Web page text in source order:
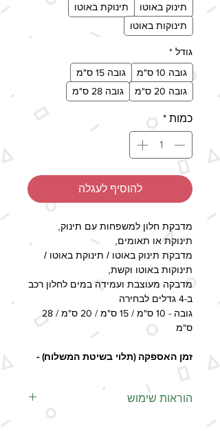
תינוק באוטו
תינוקת באוטו
תינוקות באוטו
גודל *
גובה 10 ס"מ
גובה 15 ס"מ
גובה 20 ס"מ
גובה 28 ס"מ
כמות *
להוסיף לעגלה
מדבקת חלון למשפחות עם תינוק,
תינוקת או תאומים,
מדבקת תינוק באוטו / תינוקת באוטו /
תינוקות באוטו וקשת,
מדבקה מעוצבת ועמידה במים לחלון רכב
ב-4 גדלים לבחירה
גובה - 10 ס"מ / 15 ס"מ / 20 ס"מ / 28
ס"מ
זמן האספקה (תלוי בשיטת המשלוח) -
הוראות שימוש